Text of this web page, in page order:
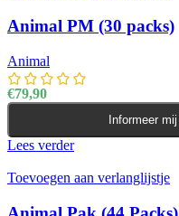
Animal PM (30 packs)
Animal
€79,90
Informeer mij
Lees verder
Toevoegen aan verlanglijstje